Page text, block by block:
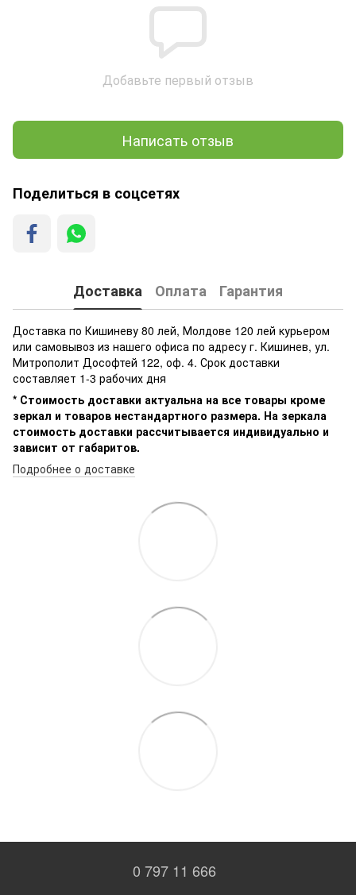
Добавьте первый отзыв
Написать отзыв
Поделиться в соцсетях
Доставка Оплата Гарантия
Доставка по Кишиневу 80 лей, Молдове 120 лей курьером
или самовывоз из нашего офиса по адресу г. Кишинев, ул.
Митрополит Дософтей 122, оф. 4. Срок доставки
составляет 1-3 рабочих дня
* Стоимость доставки актуальна на все товары кроме
зеркал и товаров нестандартного размера. На зеркала
стоимость доставки рассчитывается индивидуально и
зависит от габаритов.
Подробнее о доставке
0 797 11 666